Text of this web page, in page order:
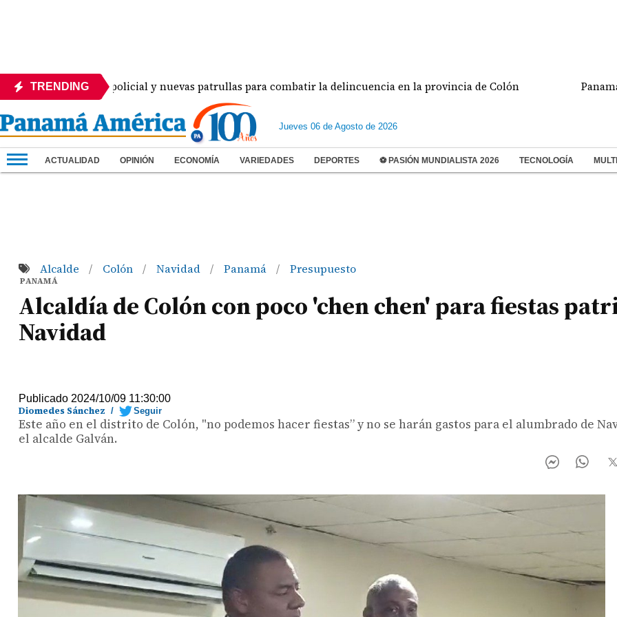
TRENDING
despliegue policial y nuevas patrullas para combatir la delincuencia en la provincia de Colón Panamá
Jueves 06 de Agosto de 2026
ACTUALIDAD OPINIÓN ECONOMÍA VARIEDADES DEPORTES ⚽ PASIÓN MUNDIALISTA 2026 TECNOLOGÍA
Alcalde / Colón / Navidad / Panamá / Presupuesto
PANAMÁ
Alcaldía de Colón con poco 'chen chen' para fiestas
Navidad
Publicado 2024/10/09 11:30:00
Diomedes Sánchez / Seguir
Este año en el distrito de Colón, "no podemos hacer fiestas” y no se harán gastos para el alumbrado de
el alcalde Galván.